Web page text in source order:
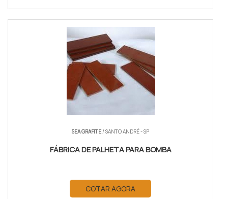
SEA GRAFITE/ SANTO ANDRÉ - SP
FÁBRICA DE PALHETA PARA BOMBA
COTAR AGORA